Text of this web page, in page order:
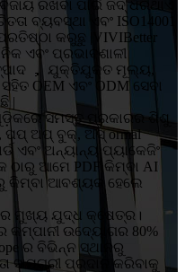
ରଖିବା ପାଇଁ ଜିଦ୍ ଧରିଥାଏ
ବ୍ୟବସ୍ଥା ଏବଂ ISO14001
କରୁଛୁ |VIVIBetter
ଏବଂ ପ୍ରଭାବଶାଳୀ
， ଯୁକ୍ତିଯୁକ୍ତ ମୂଲ୍ୟ,
OEM ଏବଂ ODM ସେବା
|
ସମସ୍ତ ପ୍ରକାରର ଶିଶୁ
ପପ୍ ଅପ୍ ବୁକ୍, ଅସ୍ ormal
ଏବଂ ଅନ୍ୟାନ୍ୟ ପ୍ୟାକେଜିଂ
ଠାରୁ ଆମେ PDF କିମ୍ବା AI
କିମ୍ବା ଆବଶ୍ୟକ ହେଲେ
ମୁଖ୍ୟ ଯୁଦ୍ଧ କ୍ଷେତ୍ର।
କମ୍ପାନୀ ଉଦ୍ୟୋଗର 80%
ର ବିଭିନ୍ନ ସ୍ଥାନରୁ
ସାମଗ୍ରୀ ପ୍ରଦାନ କରିବାକୁ